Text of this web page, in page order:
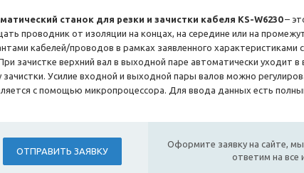
станок для резки и зачистки кабеля KS-W6230–
проводник от изоляции на концах, на середине или на
кабелей/проводов в рамках заявленного характеристиками
зачистке верхний вал в выходной паре автоматически уходит
зачистки. Усилие входной и выходной пары валов можно
с помощью микропроцессора. Для ввода данных есть
ОТПРАВИТЬ ЗАЯВКУ
Оформите заявку на сайте,
ответим на все